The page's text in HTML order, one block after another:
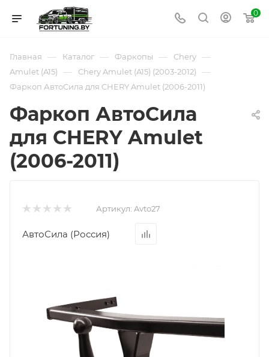
0
Главная — Каталог — Фаркопы — Chery —
Amulet (A15) — Chery Amulet (A15) (2003-2012) —
Фаркоп АвтоСила для CHERY Amulet (2006-2011)
Фаркоп АвтоСила
для CHERY Amulet
(2006-2011)
Артикул: Avto27
АвтоСила (Россия)